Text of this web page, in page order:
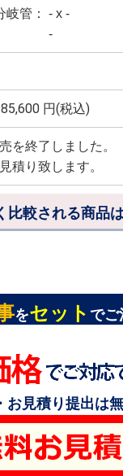
岐管： - x -
円(税込)
を終了しました。
積り致します。
比較される商品
をセット でご
お見積り提出は